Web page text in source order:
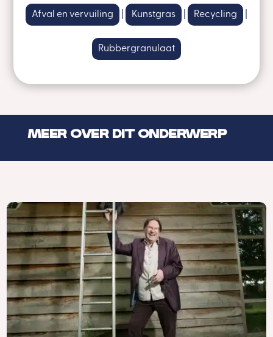
Afval en vervuiling Kunstgras Recycling
Rubbergranulaat
MEER OVER DIT ONDERWERP